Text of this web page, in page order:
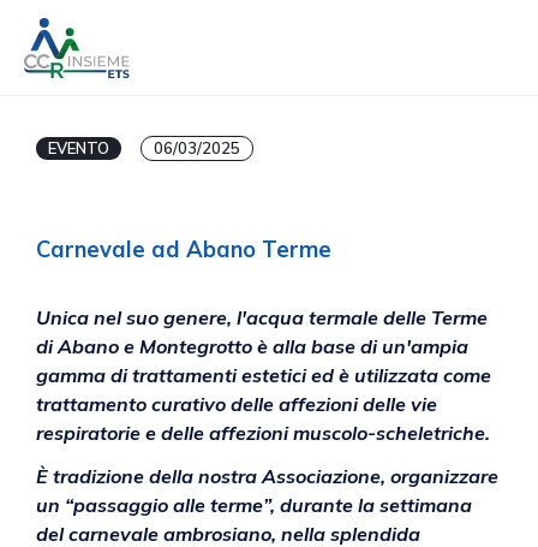
EVENTO 06/03/2025
Carnevale ad Abano Terme
Unica nel suo genere, l'acqua termale delle Terme
di Abano e Montegrotto è alla base di un'ampia
gamma di trattamenti estetici ed è utilizzata come
trattamento curativo delle affezioni delle vie
respiratorie e delle affezioni muscolo-scheletriche.
È tradizione della nostra Associazione, organizzare
un “passaggio alle terme”, durante la settimana
del carnevale ambrosiano, nella splendida